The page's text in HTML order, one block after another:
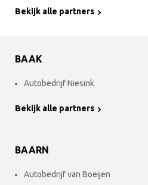
Bekijk alle partners
BAAK
Autobedrijf Niesink
Bekijk alle partners
BAARN
Autobedrijf van Boeijen